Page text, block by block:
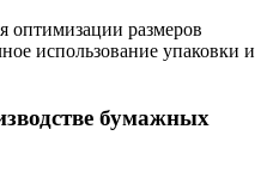
оптимизации размеров
использование упаковки и
бумажных